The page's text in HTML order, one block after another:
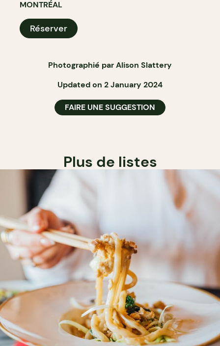
MONTRÉAL
Réserver
Photographié par Alison Slattery
Updated on 2 January 2024
FAIRE UNE SUGGESTION
Plus de listes